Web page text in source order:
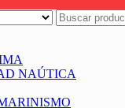
NAÚTICA